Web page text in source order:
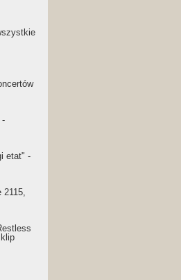
-
etat" -
2115,